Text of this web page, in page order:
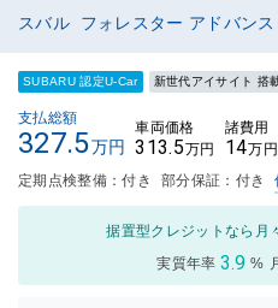
スバル フォレスター アドバンス
SUBARU 認定U-Car 新世代アイサイト 搭
支払総額
327.5万円
車両価格
313.5万円
諸費用
14万円
定期点検整備：付き 部分保証：付き
据置型クレジットなら月
実質年率 3.9 %